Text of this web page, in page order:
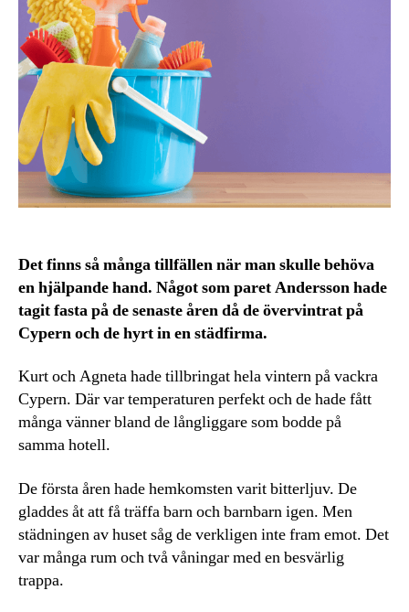
Det finns så många tillfällen när man skulle behöva
en hjälpande hand. Något som paret Andersson hade
tagit fasta på de senaste åren då de övervintrat på
Cypern och de hyrt in en städfirma.
Kurt och Agneta hade tillbringat hela vintern på vackra
Cypern. Där var temperaturen perfekt och de hade fått
många vänner bland de långliggare som bodde på
samma hotell.
De första åren hade hemkomsten varit bitterljuv. De
gladdes åt att få träffa barn och barnbarn igen. Men
städningen av huset såg de verkligen inte fram emot. Det
var många rum och två våningar med en besvärlig
trappa.